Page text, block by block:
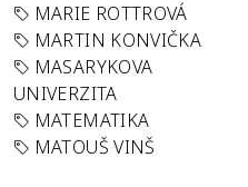
MARIE ROTTROVÁ
MARTIN KONVIČKA
MASARYKOVA
UNIVERZITA
MATEMATIKA
MATOUŠ VINŠ